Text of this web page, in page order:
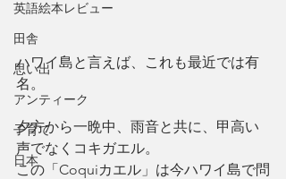
英語絵本レビュー
田舎
思い出
アンティーク
子育て
日本
ハワイ島と言えば、これも最近では有
名。
夕方から一晩中、雨音と共に、甲高い
声でなくコキガエル。
この「Coquiカエル」は今ハワイ島で問